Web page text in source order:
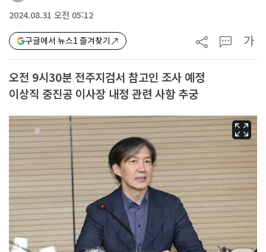
2024.08.31 오전 05:12
구글에서 뉴스1 즐겨찾기 가
오전 9시30분 전주지검서 참고인 조사 예정
이상직 중진공 이사장 내정 관련 사항 추궁